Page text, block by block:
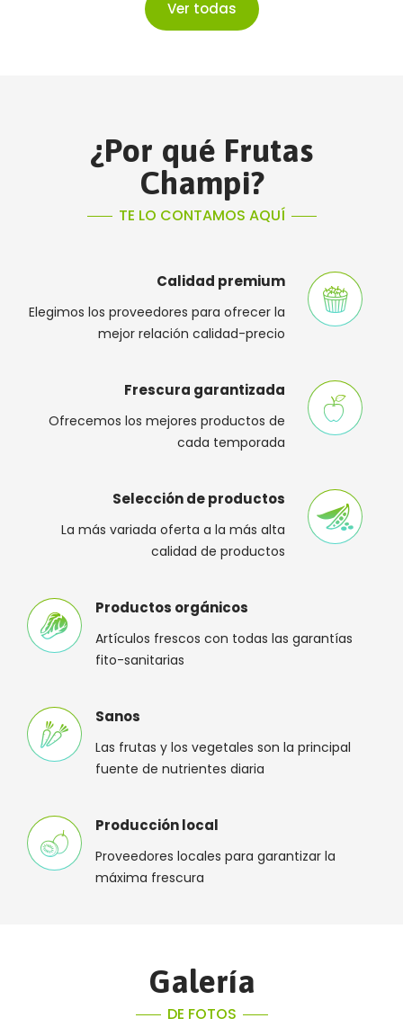
Ver todas
¿Por qué Frutas
Champi?
TE LO CONTAMOS AQUÍ
Calidad premium
Elegimos los proveedores para ofrecer la
mejor relación calidad-precio
Frescura garantizada
Ofrecemos los mejores productos de
cada temporada
Selección de productos
La más variada oferta a la más alta
calidad de productos
Productos orgánicos
Artículos frescos con todas las garantías
fito-sanitarias
Sanos
Las frutas y los vegetales son la principal
fuente de nutrientes diaria
Producción local
Proveedores locales para garantizar la
máxima frescura
Galería
DE FOTOS